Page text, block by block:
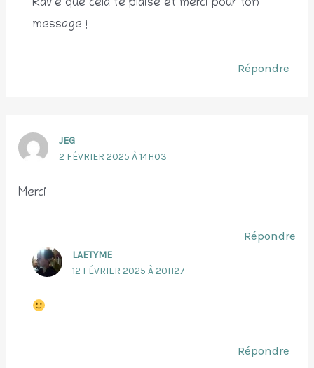
Ravie que cela te plaise et merci pour ton
message !
Répondre
JEG
2 FÉVRIER 2025 À 14H03
Merci
Répondre
LAETYME
12 FÉVRIER 2025 À 20H27
Répondre